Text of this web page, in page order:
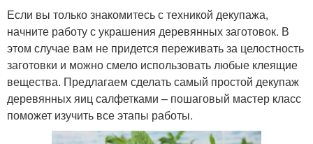
Если вы только знакомитесь с техникой декупажа,
начните работу с украшения деревянных заготовок. В
этом случае вам не придется переживать за целостность
заготовки и можно смело использовать любые клеящие
вещества. Предлагаем сделать самый простой декупаж
деревянных яиц салфетками – пошаговый мастер класс
поможет изучить все этапы работы.